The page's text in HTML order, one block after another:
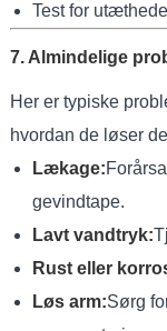
Test for
7. Almindelige
Her er typiske
hvordan de løser
Lækage:
gevindtape.
Lavt vandtryk:
Rust eller
Løs arm:Sørg